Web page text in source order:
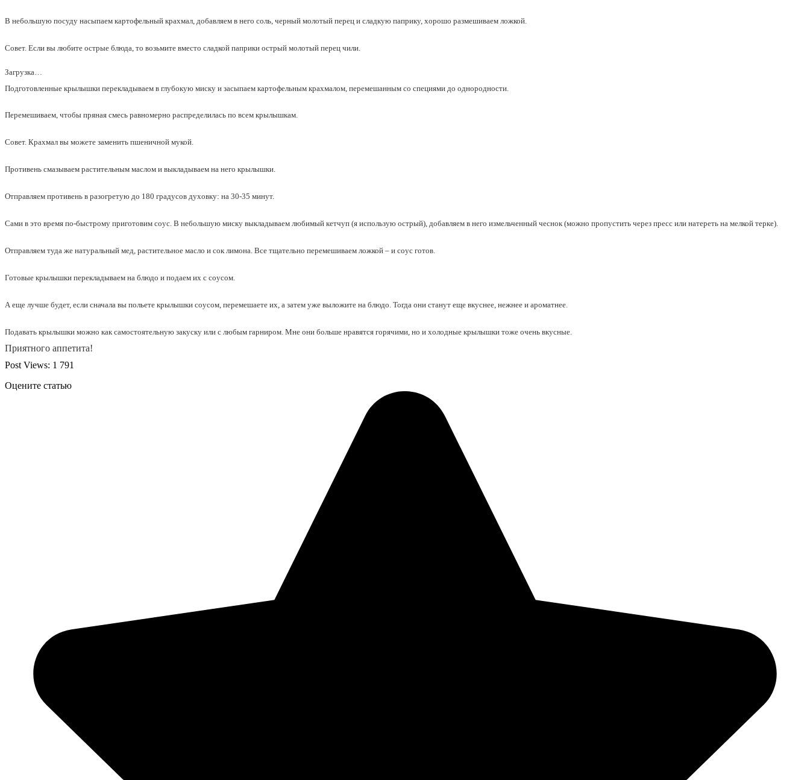
В небольшую посуду насыпаем картофельный крахмал, добавляем в него соль, черный молотый перец и сладкую паприку, хорошо размешиваем ложкой.
Совет. Если вы любите острые блюда, то возьмите вместо сладкой паприки острый молотый перец чили.
Загрузка…
Подготовленные крылышки перекладываем в глубокую миску и засыпаем картофельным крахмалом, перемешанным со специями до однородности.
Перемешиваем, чтобы пряная смесь равномерно распределилась по всем крылышкам.
Совет. Крахмал вы можете заменить пшеничной мукой.
Противень смазываем растительным маслом и выкладываем на него крылышки.
Отправляем противень в разогретую до 180 градусов духовку: на 30-35 минут.
Сами в это время по-быстрому приготовим соус. В небольшую миску выкладываем любимый кетчуп (я использую острый), добавляем в него измельченный чеснок (можно пропустить через пресс или натереть на мелкой терке).
Отправляем туда же натуральный мед, растительное масло и сок лимона. Все тщательно перемешиваем ложкой – и соус готов.
Готовые крылышки перекладываем на блюдо и подаем их с соусом.
А еще лучше будет, если сначала вы польете крылышки соусом, перемешаете их, а затем уже выложите на блюдо. Тогда они станут еще вкуснее, нежнее и ароматнее.
Подавать крылышки можно как самостоятельную закуску или с любым гарниром. Мне они больше нравятся горячими, но и холодные крылышки тоже очень вкусные.
Приятного аппетита!
Post Views: 1 791
Оцените статью